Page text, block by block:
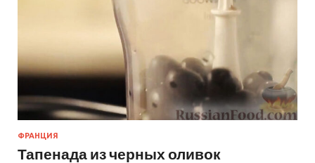
ФРАНЦИЯ
Тапенада из черных оливок